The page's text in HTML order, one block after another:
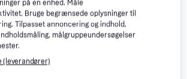
på en enhed. Måle
Bruge begrænsede oplysninger til
Tilpasset annoncering og indhold,
målgruppeundersøgelser
(leverandører)